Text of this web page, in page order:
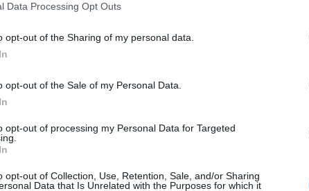
Data Processing Opt Outs
opt-out of the Sharing of my personal data.
opt-out of the Sale of my Personal Data.
opt-out of processing my Personal Data for Targeted
opt-out of Collection, Use, Retention, Sale, and/or Sharing
Data that Is Unrelated with the Purposes for which it
molteplici misteri, riuscendo in poche pagine a
Buono.